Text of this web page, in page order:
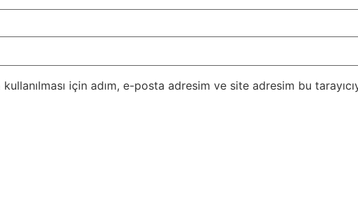
için adım, e-posta adresim ve site adresim bu